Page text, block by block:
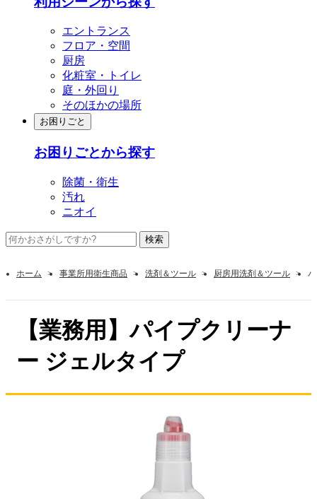
エントランス
フロア・空間
厨房
化粧室・トイレ
庭・外回り
そのほかの場所
お困りごと
お困りごとから探す
除菌・衛生
汚れ
ニオイ
ホーム 事業所用衛生商品 洗剤＆ツール 厨房用洗剤＆ツール
【業務用】パイプクリーナ
ー ジェルタイプ